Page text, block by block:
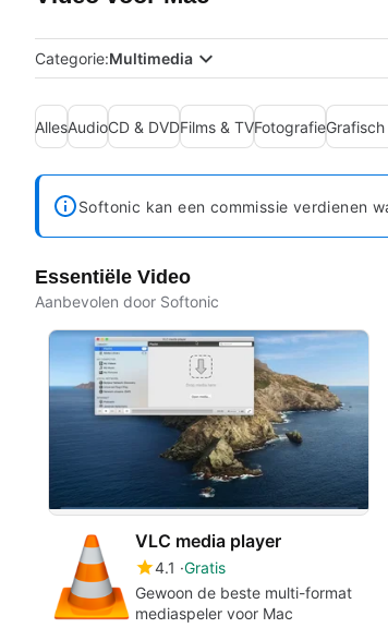
Categorie:Multimedia
AllesAudioCD & DVDFilms & TVFotografie
Softonic kan een commissie verdienen
Essentiële Video
Aanbevolen door Softonic
VLC media player
4.1 Gratis
Gewoon de beste multi-format
mediaspeler voor Mac